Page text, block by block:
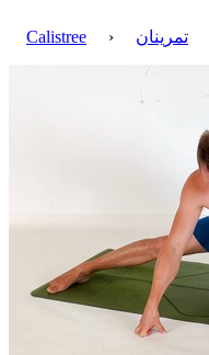
Calistree › تمرينان